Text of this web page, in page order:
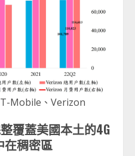
Mobile、Verizon
覆蓋美國本土的4G
在稠密區